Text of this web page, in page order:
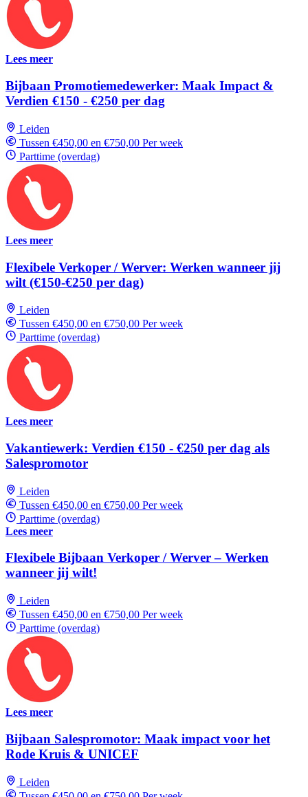
Lees meer
Bijbaan Promotiemedewerker: Maak Impact &
Verdien €150 - €250 per dag
Leiden
Tussen €450,00 en €750,00 Per week
Parttime (overdag)
Lees meer
Flexibele Verkoper / Werver: Werken wanneer jij
wilt (€150-€250 per dag)
Leiden
Tussen €450,00 en €750,00 Per week
Parttime (overdag)
Lees meer
Vakantiewerk: Verdien €150 - €250 per dag als
Salespromotor
Leiden
Tussen €450,00 en €750,00 Per week
Parttime (overdag)
Lees meer
Flexibele Bijbaan Verkoper / Werver – Werken
wanneer jij wilt!
Leiden
Tussen €450,00 en €750,00 Per week
Parttime (overdag)
Lees meer
Bijbaan Salespromotor: Maak impact voor het
Rode Kruis & UNICEF
Leiden